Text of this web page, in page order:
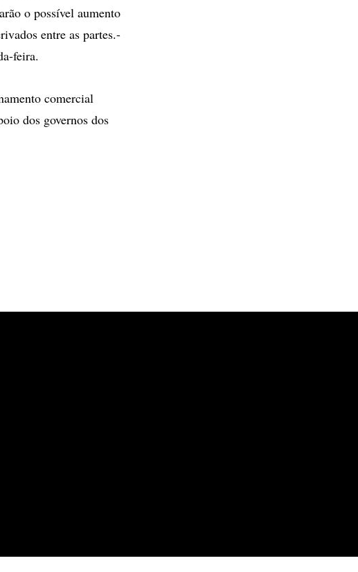
o possível aumento
entre as partes.-
feira.
comercial
dos governos dos